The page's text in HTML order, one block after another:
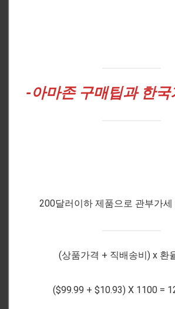
-아마존 구매팁과 한
200달러이하 제품으로 관부가세
(상품가격 + 직배송비) x 환
($99.99 + $10.93) X 1100 =